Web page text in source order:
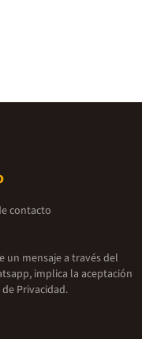
contacto
un mensaje a través del
implica la aceptación
Privacidad.